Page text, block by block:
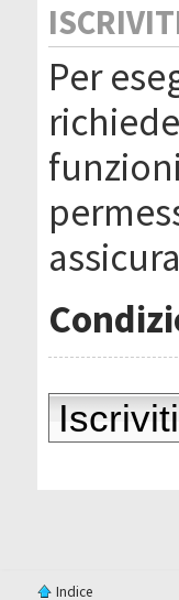
Per
Iscriviti
Indice